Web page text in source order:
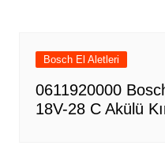
Bosch El Aletleri
0611920000
18V-28 C Akülü